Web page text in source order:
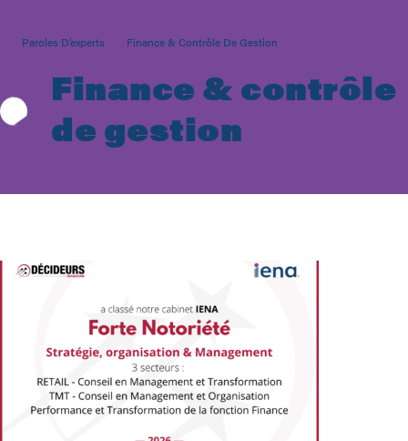
Paroles D’experts Finance & Contrôle De Gestion
Finance & contrôle
de gestion